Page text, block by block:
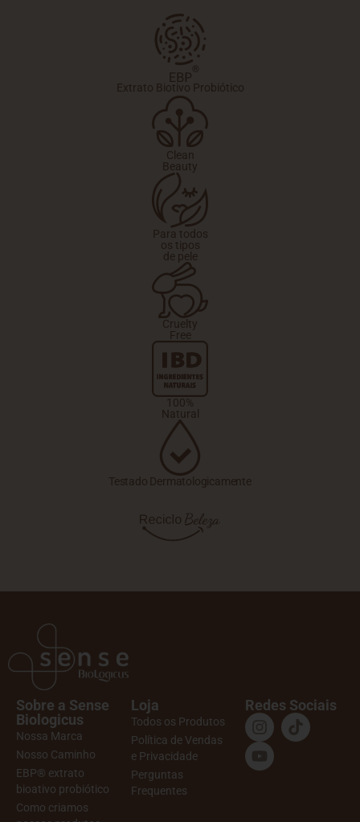
Extrato Biotivo Probiótico
Clean
Beauty
Para todos
os tipos
de pele
Cruelty
Free
100%
Natural
Testado Dermatologicamente
Sobre a Sense
Biologicus
Nossa Marca
Nosso Caminho
EBP® extrato
bioativo probiótico
Como criamos
Loja
Todos os Produtos
Política de Vendas
e Privacidade
Perguntas
Frequentes
Redes Sociais